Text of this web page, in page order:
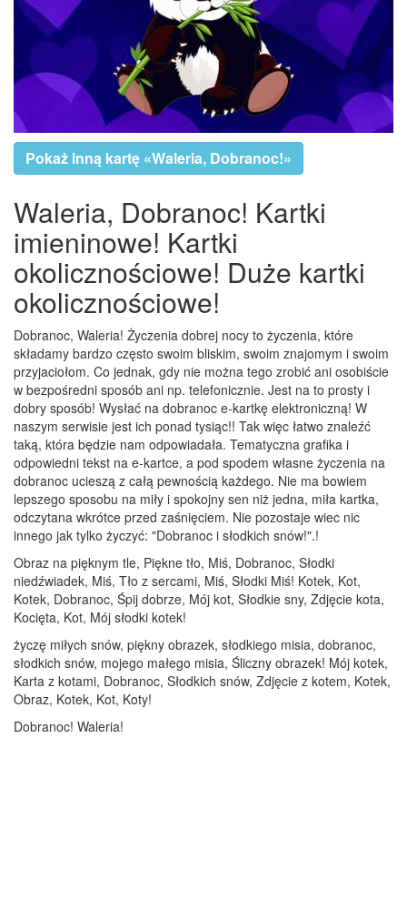
Pokaż inną kartę «Waleria, Dobranoc!»
Waleria, Dobranoc! Kartki
imieninowe! Kartki
okolicznościowe! Duże kartki
okolicznościowe!
Dobranoc, Waleria! Życzenia dobrej nocy to życzenia, które
składamy bardzo często swoim bliskim, swoim znajomym i swoim
przyjaciołom. Co jednak, gdy nie można tego zrobić ani osobiście
w bezpośredni sposób ani np. telefonicznie. Jest na to prosty i
dobry sposób! Wysłać na dobranoc e-kartkę elektroniczną! W
naszym serwisie jest ich ponad tysiąc!! Tak więc łatwo znaleźć
taką, która będzie nam odpowiadała. Tematyczna grafika i
odpowiedni tekst na e-kartce, a pod spodem własne życzenia na
dobranoc ucieszą z całą pewnością każdego. Nie ma bowiem
lepszego sposobu na miły i spokojny sen niż jedna, miła kartka,
odczytana wkrótce przed zaśnięciem. Nie pozostaje wiec nic
innego jak tylko życzyć: "Dobranoc i słodkich snów!".!
Obraz na pięknym tle, Piękne tło, Miś, Dobranoc, Słodki
niedźwiadek, Miś, Tło z sercami, Miś, Słodki Miś! Kotek, Kot,
Kotek, Dobranoc, Śpij dobrze, Mój kot, Słodkie sny, Zdjęcie kota,
Kocięta, Kot, Mój słodki kotek!
życzę miłych snów, piękny obrazek, słodkiego misia, dobranoc,
słodkich snów, mojego małego misia, Śliczny obrazek! Mój kotek,
Karta z kotami, Dobranoc, Słodkich snów, Zdjęcie z kotem, Kotek,
Obraz, Kotek, Kot, Koty!
Dobranoc! Waleria!